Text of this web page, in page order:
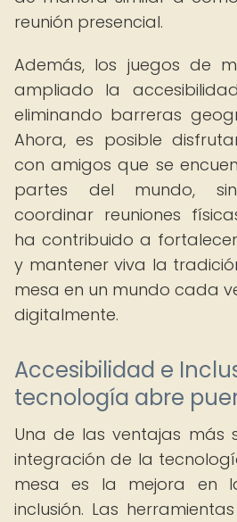
reunión presencial.
Además, los juegos de
ampliado la
eliminando barreras
Ahora, es posible
con amigos que se
partes del mundo,
coordinar reuniones
ha contribuido a
y mantener viva la
mesa en un mundo cada
digitalmente.
Accesibilidad e
tecnología abre
Una de las ventajas más
integración de la
mesa es la mejora en
inclusión. Las